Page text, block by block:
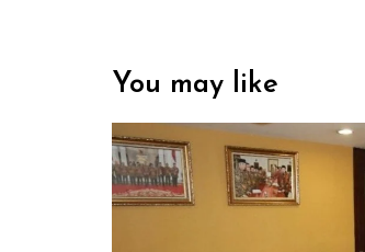
You may like